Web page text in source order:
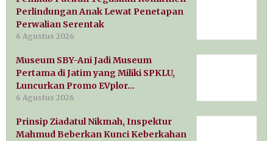
Perlindungan Anak Lewat Penetapan
Perwalian Serentak
6 Agustus 2026
Museum SBY-Ani Jadi Museum
Pertama di Jatim yang Miliki SPKLU,
Luncurkan Promo EVplor…
6 Agustus 2026
Prinsip Ziadatul Nikmah, Inspektur
Mahmud Beberkan Kunci Keberkahan